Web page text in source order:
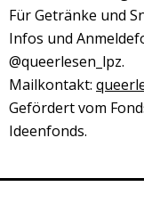
Für Getränke und
Infos und
@queerlesen_lpz.
Mailkontakt:
Gefördert vom
Ideenfonds.